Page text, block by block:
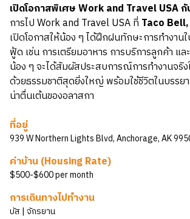
เปิดโอกาสพิเศษ Work and Travel USA
การไป Work and Travel USA ที่ Taco
เปิดโอกาสให้น้อง ๆ ได้ฝึกฝนทักษะการทำงาน
ฟู้ด เช่น การเตรียมอาหาร การบริการลูกค้า แ
น้อง ๆ จะได้สัมผัสประสบการณ์การทำงานจริ
ด้วยธรรมชาติสุดยิ่งใหญ่ พร้อมใช้ชีวิตในบรรย
น่าตื่นเต้นของอลาสกา
ที่อยู่
939 W Northern Lights Blvd, Anchorage, AK
ค่าบ้าน (Housing Rate)
$500-$600 per month
การเดินทางไปทำงาน
บัส | จักรยาน